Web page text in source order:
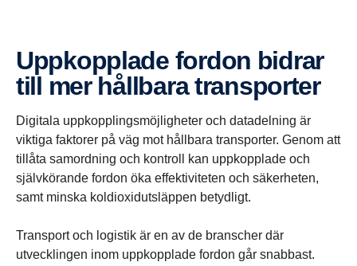
Uppkopp­lade fordon bidrar
till mer hållbara trans­porter
Digitala uppkopplingsmöjligheter och datadelning är
viktiga faktorer på väg mot hållbara transporter. Genom att
tillåta samordning och kontroll kan uppkopplade och
självkörande fordon öka effektiviteten och säkerheten,
samt minska koldioxidutsläppen betydligt.
Transport och logistik är en av de branscher där
utvecklingen inom uppkopplade fordon går snabbast.